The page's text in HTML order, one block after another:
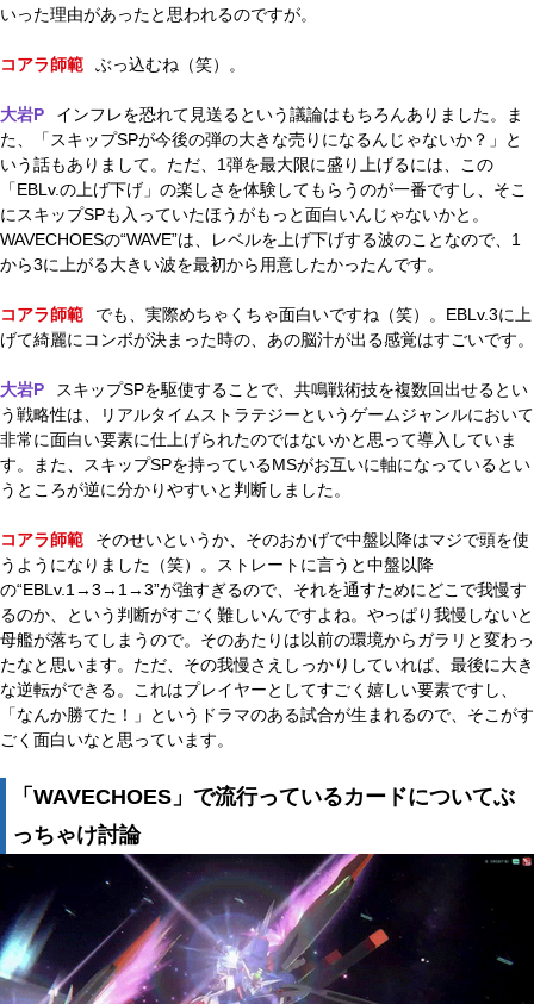
いった理由があったと思われるのですが。
コアラ師範 ぶっ込むね（笑）。
大岩P
インフレを恐れて見送るという議論はもちろんありました。ま
た、「スキップSPが今後の弾の大きな売りになるんじゃないか？」と
いう話もありまして。ただ、1弾を最大限に盛り上げるには、この
「EBLv.の上げ下げ」の楽しさを体験してもらうのが一番ですし、そこ
にスキップSPも入っていたほうがもっと面白いんじゃないかと。
WAVECHOESの“WAVE”は、レベルを上げ下げする波のことなので、1
から3に上がる大きい波を最初から用意したかったんです。
コアラ師範
でも、実際めちゃくちゃ面白いですね（笑）。EBLv.3に上
げて綺麗にコンボが決まった時の、あの脳汁が出る感覚はすごいです。
大岩P
スキップSPを駆使することで、共鳴戦術技を複数回出せるとい
う戦略性は、リアルタイムストラテジーというゲームジャンルにおいて
非常に面白い要素に仕上げられたのではないかと思って導入していま
す。また、スキップSPを持っているMSがお互いに軸になっているとい
うところが逆に分かりやすいと判断しました。
コアラ師範
そのせいというか、そのおかげで中盤以降はマジで頭を使
うようになりました（笑）。ストレートに言うと中盤以降
の“EBLv.1→3→1→3”が強すぎるので、それを通すためにどこで我慢す
るのか、という判断がすごく難しいんですよね。やっぱり我慢しないと
母艦が落ちてしまうので。そのあたりは以前の環境からガラリと変わっ
たなと思います。ただ、その我慢さえしっかりしていれば、最後に大き
な逆転ができる。これはプレイヤーとしてすごく嬉しい要素ですし、
「なんか勝てた！」というドラマのある試合が生まれるので、そこがす
ごく面白いなと思っています。
「WAVECHOES」で流行っているカードについてぶ
っちゃけ討論